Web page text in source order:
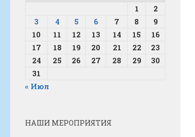
1
2
3
4 5 6 7 8
9
10
11 12 13 14 15
16
17
18 19 20 21 22
23
24
25 26 27 28 29
30
31
« Июл
НАШИ МЕРОПРИЯТИЯ